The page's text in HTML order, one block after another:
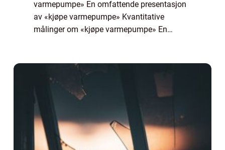
varmepumpe» En omfattende presentasjon
av «kjøpe varmepumpe» Kvantitative
målinger om «kjøpe varmepumpe» En